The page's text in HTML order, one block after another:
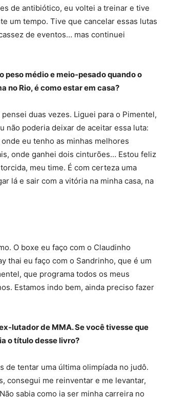
de antibiótico, eu voltei a treinar e tive
um tempo. Tive que cancelar essas lutas
de eventos… mas continuei
peso médio e meio-pesado quando o
no Rio, é como estar em casa?
duas vezes. Liguei para o Pimentel,
não poderia deixar de aceitar essa luta:
eu tenho as minhas melhores
onde ganhei dois cinturões… Estou feliz
meu time. É com certeza uma
lá e sair com a vitória na minha casa, na
O boxe eu faço com o Claudinho
thai eu faço com o Sandrinho, que é um
que programa todos os meus
Estamos indo bem, ainda preciso fazer
lutador de MMA. Se você tivesse que
o título desse livro?
de tentar uma última olimpíada no judô.
consegui me reinventar e me levantar,
sabia como ia ser minha carreira no